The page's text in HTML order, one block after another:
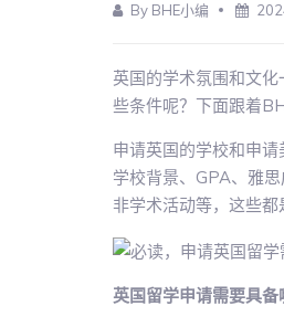
By BHE小编
英国的学术氛围和文
些条件呢？下面跟着
申请英国的学校和申
学校背景、GPA、雅
非学术活动等，这些都
英国留学申请需要具备